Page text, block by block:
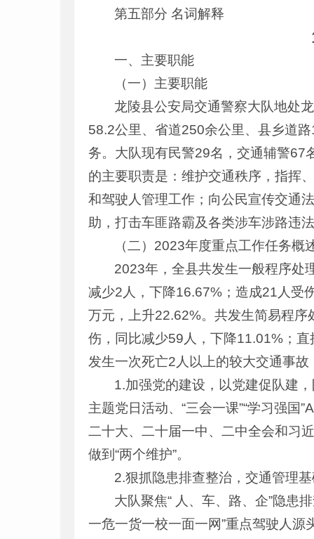
第五部分 名词解释
一、主要职能
（一）主要职能
龙陵县公安局交通警察大队地处
58.2公里、省道250余公里、县乡道
务。大队现有民警29名，交通辅警67
的主要职责是：维护交通秩序，指挥
和驾驶人管理工作；向公民宣传交通
助，打击车匪路霸及各类涉车涉路违
（二）2023年度重点工作任务概
2023年，全县共发生一般程序处
减少2人，下降16.67%；造成21人受
万元，上升22.62%。共发生简易程
伤，同比减少59人，下降11.01%；
发生一次死亡2人以上的较大交通事
1.加强党的建设，以党建促队建
主题党日活动、“三会一课”“学习强
二十大、二十届一中、二中全会和习
做到“两个维护”。
2.狠抓隐患排查整治，交通管理
大队聚焦“ 人、车、路、企”隐患
一危一货一校一面一网”重点驾驶人